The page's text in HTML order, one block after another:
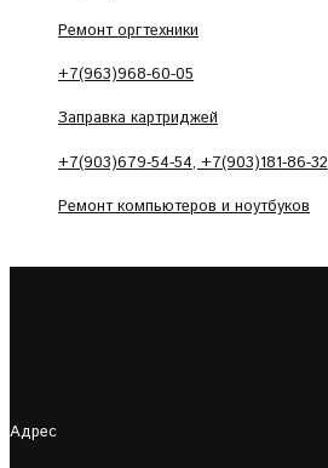
Ремонт оргтехники
+7(963)968-60-05
Заправка картриджей
+7(903)679-54-54, +7(903)181-86-32
Ремонт компьютеров и ноутбуков
Адрес